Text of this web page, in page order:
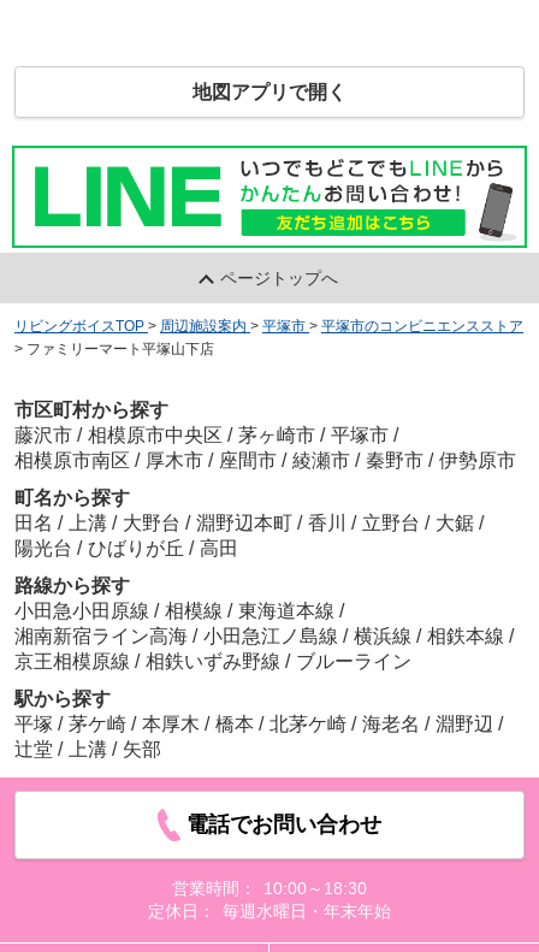
地図アプリで開く
ページトップへ
リビングボイスTOP > 周辺施設案内 > 平塚市 > 平塚市のコンビニエンスストア
> ファミリーマート平塚山下店
市区町村から探す
藤沢市 / 相模原市中央区 / 茅ヶ崎市 / 平塚市 /
相模原市南区 / 厚木市 / 座間市 / 綾瀬市 / 秦野市 / 伊勢原市
町名から探す
田名 / 上溝 / 大野台 / 淵野辺本町 / 香川 / 立野台 / 大鋸 /
陽光台 / ひばりが丘 / 高田
路線から探す
小田急小田原線 / 相模線 / 東海道本線 /
湘南新宿ライン高海 / 小田急江ノ島線 / 横浜線 / 相鉄本線 /
京王相模原線 / 相鉄いずみ野線 / ブルーライン
駅から探す
平塚 / 茅ケ崎 / 本厚木 / 橋本 / 北茅ケ崎 / 海老名 / 淵野辺 /
辻堂 / 上溝 / 矢部
電話でお問い合わせ
営業時間：
10:00～18:30
定休日：
毎週水曜日・年末年始